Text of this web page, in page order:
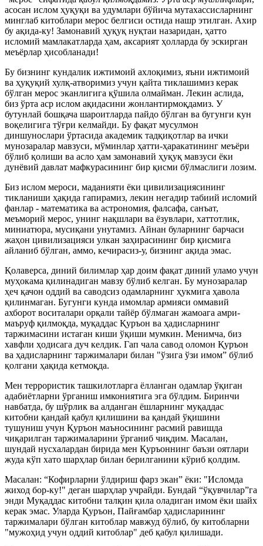
асосан ислом ҳуқуқи ва удумлари бўйича мутахассисларнинг
минглаб китоблари мерос белгиси остида нашр этилган. Ахир
бу ақида-ку! Замонавий ҳуқуқ нуқтаи назаридан, ҳатто
исломий мамлакатларда ҳам, аксарият ҳолларда бу эскирган
меъёрлар ҳисобланади!
Бу бизнинг кундалик ижтимоий ахлоқимиз, яъни ижтимоий
ва ҳуқуқий хулқ-атворимиз учун қайта тиклашимиз керак
бўлган мерос эканлигига қўшила олмайман. Лекин аслида,
биз ўрта аср ислом ақидасини жонлантирмоқдамиз. У
бутунлай бошқача шароитларда пайдо бўлган ва бугунги кун
воқелигига тўғри келмайди. Бу фақат мусулмон
диншунослари ўртасида академик тадқиқотлар ва ички
мунозаралар мавзуси, мўминлар ҳатти-ҳаракатининг меъёри
бўлиб қолиши ва асло ҳам замонавий ҳуқуқ мавзуси ёки
дунёвий давлат мафкурасининг бир қисми бўлмаслиги лозим.
Биз ислом мероси, маданияти ёки цивилизациясининг
тикланиши ҳақида гапирамиз, лекин негадир табиий исломий
фанлар - математика ва астрономия, фалсафа, санъат,
меъморий мерос, унинг нақшлари ва ёзувлари, хаттотлик,
миниатюра, мусиқани унутамиз. Айнан буларнинг барчаси
жаҳон цивилизацияси улкан заҳирасининг бир қисмига
айланиб бўлган, аммо, кечирасиз-у, бизнинг ақида эмас.
Қолаверса, диний билимлар ҳар доим фақат диний уламо учун
муҳокама қилинадиган мавзу бўлиб келган. Бу мунозаралар
ҳеч қачон оддий ва саводсиз одамларнинг ҳукмига ҳавола
қилинмаган. Бугунги кунда имомлар армияси оммавий
ахборот воситалари орқали тайёр бўлмаган жамоага амри-
маъруф қилмоқда, муқаддас Қуръон ва ҳадисларнинг
таржимасини истаган киши ўқиши мумкин. Менимча, биз
хавфли ҳодисага дуч келдик. Гап чала савод оломон Қуръон
ва ҳадисларнинг таржималари билан "ўзига ўзи имом” бўлиб
қолгани ҳақида кетмоқда.
Мен террористик ташкилотларга ёлланган одамлар ўқиган
адабиётларни ўрганиш имкониятига эга бўлдим. Биринчи
навбатда, бу шўрлик ва алданган ёшларнинг муқаддас
китобни қандай қабул қилишини ва қандай ўқишини
тушуниш учун Қуръон маъносининг расмий равишда
чиқарилган таржималарини ўрганиб чиқдим. Масалан,
шундай нусхалардан бирида мен Қуръоннинг баъзи оятлари
жуда кўп хато шарҳлар билан берилганини кўриб қолдим.
Масалан: “Кофирларни ўлдириш фарз экан” ёки: "Исломда
жиход бор-ку!" деган шарҳлар учрайди. Бундай “ўқувчилар”га
энди Муқаддас китобни талқин қила оладиган имом ёки шайх
керак эмас. Уларда Қуръон, Пайғамбар ҳадисларининг
таржималари бўлган китоблар мавжуд бўлиб, бу китобларни
"мужоҳид учун оддий китоблар" деб қабул қилишади.